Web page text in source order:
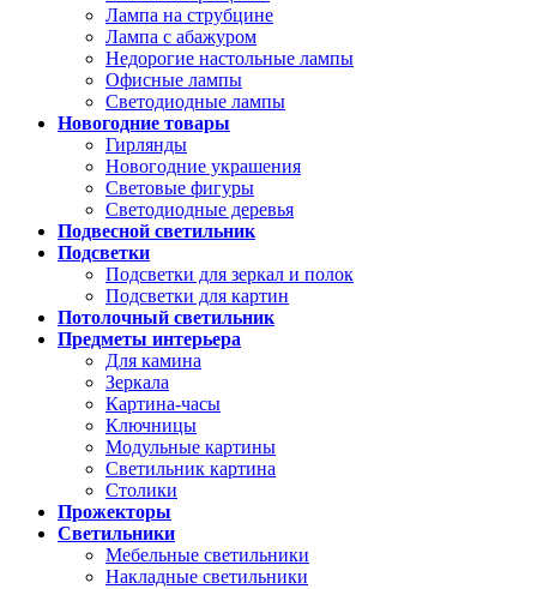
Лампа на струбцине
Лампа с абажуром
Недорогие настольные лампы
Офисные лампы
Светодиодные лампы
Новогодние товары
Гирлянды
Новогодние украшения
Световые фигуры
Светодиодные деревья
Подвесной светильник
Подсветки
Подсветки для зеркал и полок
Подсветки для картин
Потолочный светильник
Предметы интерьера
Для камина
Зеркала
Картина-часы
Ключницы
Модульные картины
Светильник картина
Столики
Прожекторы
Светильники
Мебельные светильники
Накладные светильники